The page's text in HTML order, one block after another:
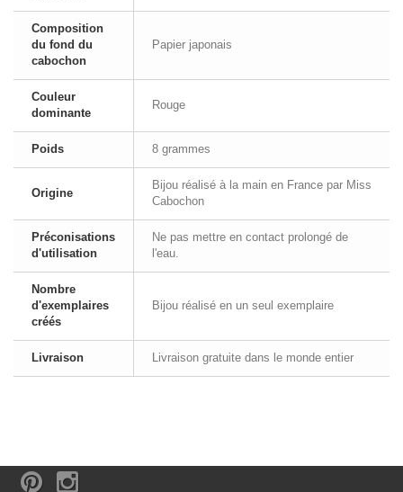
Composition
du fond du
cabochon
Papier japonais
Couleur
dominante
Rouge
Poids 8 grammes
Origine
Bijou réalisé à la main en France par Miss
Cabochon
Préconisations
d'utilisation
Ne pas mettre en contact prolongé de
l'eau.
Nombre
d'exemplaires
créés
Bijou réalisé en un seul exemplaire
Livraison Livraison gratuite dans le monde entier